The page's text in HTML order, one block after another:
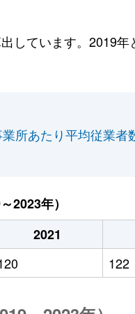
しています。2019
所あたり平均従業者
2023年）
2021
122